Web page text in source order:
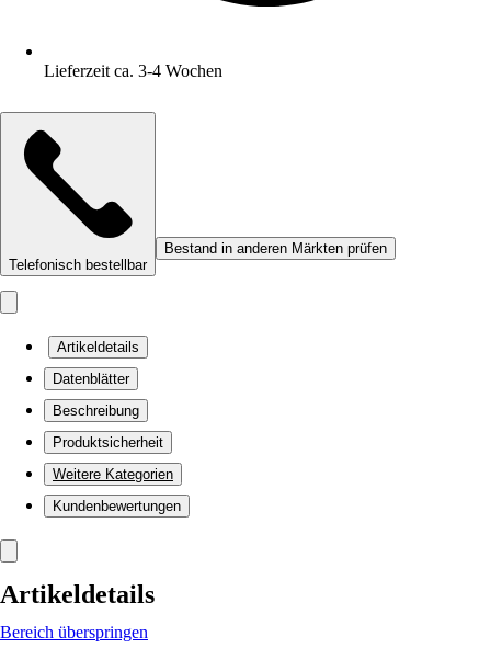
Lieferzeit ca. 3-4 Wochen
Telefonisch bestellbar
Bestand in anderen Märkten prüfen
Artikeldetails
Datenblätter
Beschreibung
Produktsicherheit
Weitere Kategorien
Kundenbewertungen
Artikeldetails
Bereich überspringen